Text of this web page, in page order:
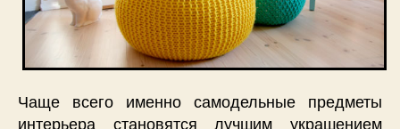
Чаще всего именно самодельные предметы
интерьера становятся лучшим украшением